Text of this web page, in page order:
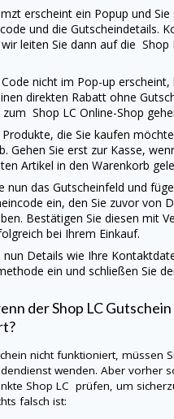
erscheint ein Popup und Sie
und die Gutscheindetails.
leiten Sie dann auf die Shop
nicht im Pop-up
direkten Rabatt ohne
zum Shop LC Online-Shop
Produkte, die Sie kaufen
Gehen Sie erst zur Kasse,
Artikel in den Warenkorb
nun das Gutscheinfeld und
ein, den Sie zuvor von
Bestätigen Sie diesen mit
bei Ihrem Einkauf.
nun Details wie Ihre
ein und schließen Sie
derShop LC
nicht funktioniert, müssen
wenden. Aber vorher
Shop LC prüfen, um
falsch ist: